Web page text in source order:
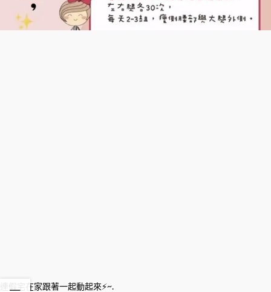
連假宅在家跟著一起動起來⚡~.